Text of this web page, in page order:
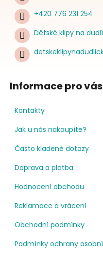
+420 776 231 254
Dětské klipy na
Informace pro vás
Kontakty
Jak u nás nakoupíte?
Často kladené dotazy
Doprava a platba
Hodnocení obchodu
Reklamace a vrácení
Obchodní podmínky
Podmínky ochrany